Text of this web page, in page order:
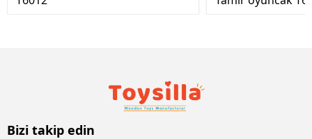
Bizi takip edin